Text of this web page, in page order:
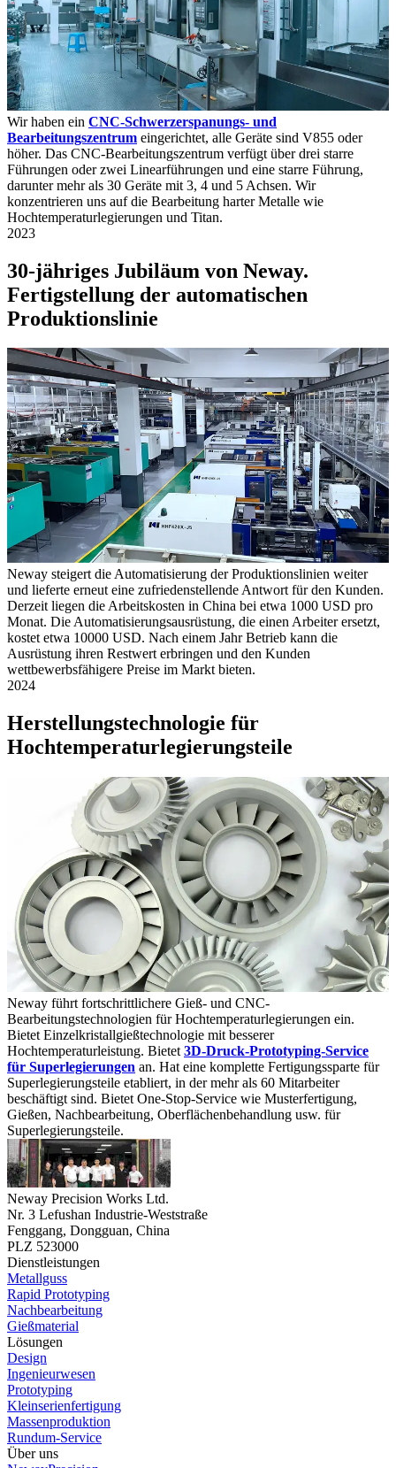
Wir haben ein CNC-Schwerzerspanungs- und
Bearbeitungszentrum eingerichtet, alle Geräte sind V855 oder
höher. Das CNC-Bearbeitungszentrum verfügt über drei starre
Führungen oder zwei Linearführungen und eine starre Führung,
darunter mehr als 30 Geräte mit 3, 4 und 5 Achsen. Wir
konzentrieren uns auf die Bearbeitung harter Metalle wie
Hochtemperaturlegierungen und Titan.
2023
30-jähriges Jubiläum von Neway.
Fertigstellung der automatischen
Produktionslinie
Neway steigert die Automatisierung der Produktionslinien weiter
und lieferte erneut eine zufriedenstellende Antwort für den Kunden.
Derzeit liegen die Arbeitskosten in China bei etwa 1000 USD pro
Monat. Die Automatisierungsausrüstung, die einen Arbeiter ersetzt,
kostet etwa 10000 USD. Nach einem Jahr Betrieb kann die
Ausrüstung ihren Restwert erbringen und den Kunden
wettbewerbsfähigere Preise im Markt bieten.
2024
Herstellungstechnologie für
Hochtemperaturlegierungsteile
Neway führt fortschrittlichere Gieß- und CNC-
Bearbeitungstechnologien für Hochtemperaturlegierungen ein.
Bietet Einzelkristallgießtechnologie mit besserer
Hochtemperaturleistung. Bietet 3D-Druck-Prototyping-Service
für Superlegierungen an. Hat eine komplette Fertigungssparte für
Superlegierungsteile etabliert, in der mehr als 60 Mitarbeiter
beschäftigt sind. Bietet One-Stop-Service wie Musterfertigung,
Gießen, Nachbearbeitung, Oberflächenbehandlung usw. für
Superlegierungsteile.
Neway Precision Works Ltd.
Nr. 3 Lefushan Industrie-Weststraße
Fenggang, Dongguan, China
PLZ 523000
Dienstleistungen
Metallguss
Rapid Prototyping
Nachbearbeitung
Gießmaterial
Lösungen
Design
Ingenieurwesen
Prototyping
Kleinserienfertigung
Massenproduktion
Rundum-Service
Über uns